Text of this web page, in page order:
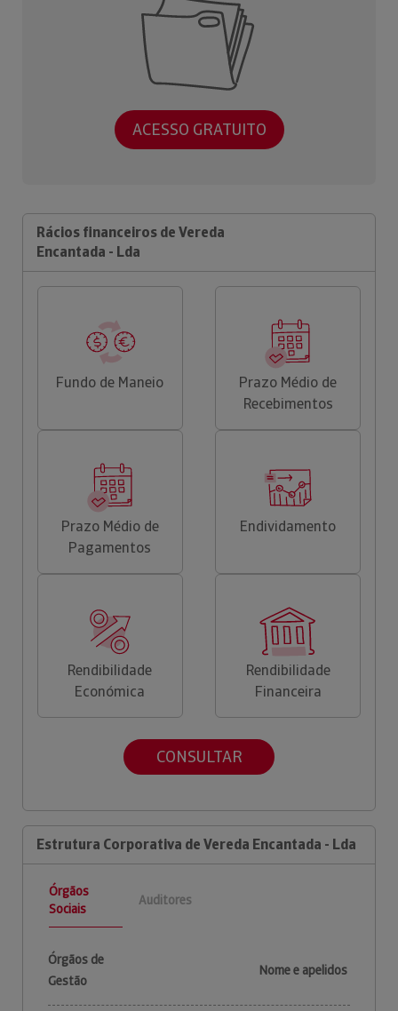
ACESSO GRATUITO
Rácios financeiros de Vereda
Encantada - Lda
Fundo de Maneio
Prazo Médio de
Recebimentos
Prazo Médio de
Pagamentos
Endividamento
Rendibilidade
Económica
Rendibilidade
Financeira
CONSULTAR
Estrutura Corporativa de Vereda Encantada - Lda
Órgãos
Sociais
Auditores
Órgãos de
Gestão
Nome e apelidos